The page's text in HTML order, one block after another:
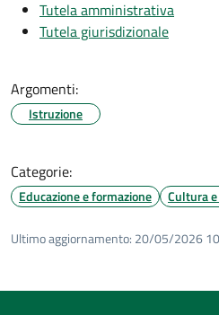
Tutela amministrativa
Tutela giurisdizionale
Argomenti:
Istruzione
Categorie:
Educazione e formazione Cultura
Ultimo aggiornamento: 20/05/2026